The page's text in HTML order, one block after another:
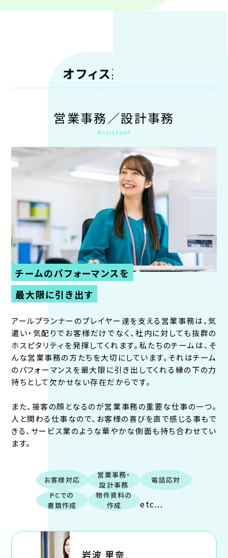
オフィス系総合職
営業事務／設計事務
Assistant
チームのパフォーマンスを
最大限に引き出す
アールプランナーのプレイヤー達を支える営業事務は、気
遣い・気配りでお客様だけでなく、社内に対しても抜群の
ホスピタリティを発揮してくれます。私たちのチームは、そ
んな営業事務の方たちを大切にしています。それはチーム
のパフォーマンスを最大限に引き出してくれる縁の下の力
持ちとして欠かせない存在だからです。
また、接客の顔となるのが営業事務の重要な仕事の一つ。
人と関わる仕事なので、お客様の喜びを直で感じる事もで
きる、サービス業のような華やかな側面も持ち合わせてい
ます。
お客様対応
営業事務・
設計事務
電話応対
PCでの
書類作成
物件資料の
作成
etc...
岩波 里奈